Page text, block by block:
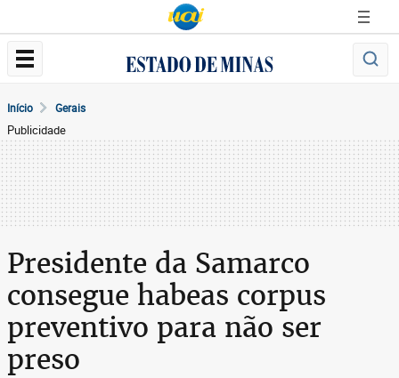
Início Gerais
Publicidade
Presidente da Samarco
consegue habeas corpus
preventivo para não ser
preso